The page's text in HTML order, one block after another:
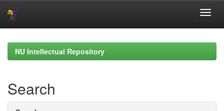
navigationNU Intellectual Repository
Search